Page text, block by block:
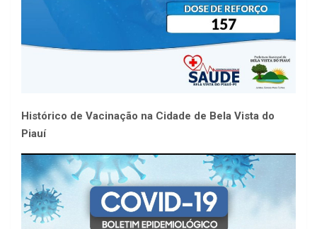
Histórico de Vacinação na Cidade de Bela Vista do
Piauí